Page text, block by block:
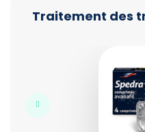
Traitement des